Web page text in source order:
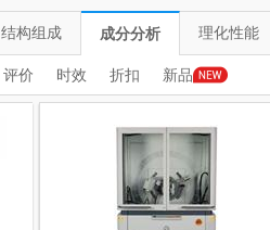
结构组成 成分分析 理化性能
评价 时效 折扣 新品